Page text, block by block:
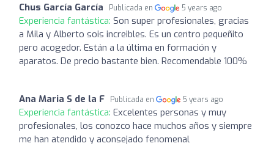
Chus García García Publicada en 5 years ago
Experiencia fantástica: Son super profesionales, gracias
a Mila y Alberto sois increibles. Es un centro pequeñito
pero acogedor. Están a la última en formación y
aparatos. De precio bastante bien. Recomendable 100%
Ana Maria S de la F Publicada en 5 years ago
Experiencia fantástica: Excelentes personas y muy
profesionales, los conozco hace muchos años y siempre
me han atendido y aconsejado fenomenal